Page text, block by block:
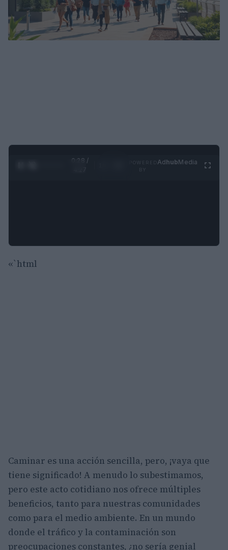
0:29 /
AdhubMedia
«`html
Caminar es una acción sencilla, pero, ¡vaya que
tiene significado! A menudo lo subestimamos,
pero este acto cotidiano nos ofrece múltiples
beneficios, tanto para nuestras comunidades
como para el medio ambiente. En un mundo
donde el tráfico y la contaminación son
preocupaciones constantes, ¿no sería genial